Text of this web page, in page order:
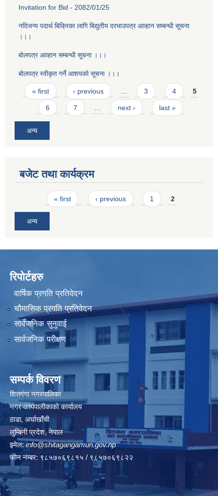
Invitation for Bid - 2082/01/25
नदिजन्य पदार्थ बिक्रिका लागि बिद्युतीय दरभाउपत्र आव्हान सम्बन्धी सूचना
।।।
बोलपत्र आव्हान सम्बन्धी सूचना ।।।
बोलपत्र स्वीकृत गर्ने आशयको सूचना ।।।
Pages
« first ‹ previous … 3 4 5
6 7 … next › last »
अन्य
बजेट तथा कार्यक्रम
Pages« first ‹ previous 1 2
अन्य
रिपोर्टहरु
वार्षिक प्रगति प्रतिवेदन
चौमासिक प्रगति प्रतिवेदन
सार्वजनिक सुनुवाई
सार्वजनिक परीक्षण
सम्पर्क विवरण
शितगंगा नगरपालिका
नगर कार्यपालीकाकाे कार्यालय
ठाडा, अर्घाखाँची
लुम्बिनी प्रदेश, नेपाल
इमेल: info@shitagangamun.gov.np
फोन नंम्बर: ९८५७०६९८१५ / ९८५७०६९८२२